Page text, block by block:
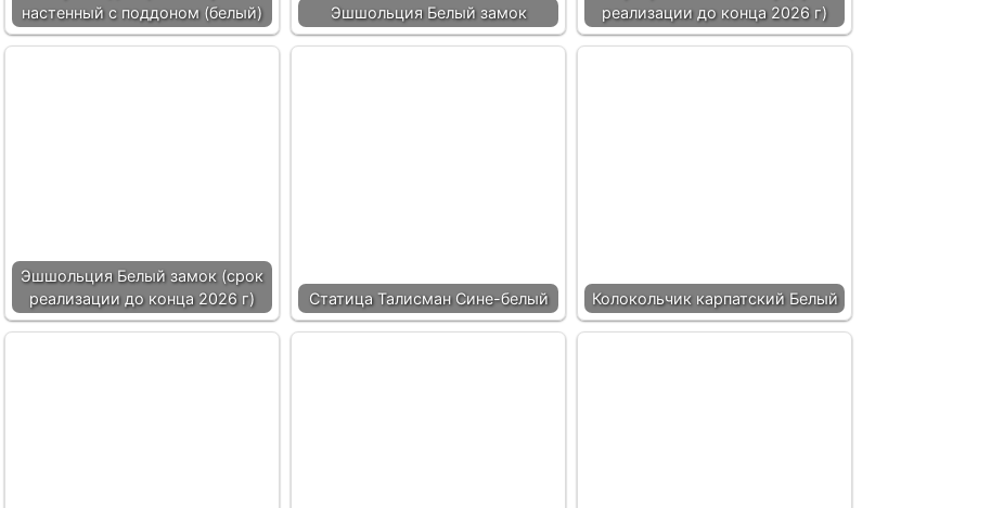
настенный с поддоном (белый)
Эшшольция Белый замок
реализации до конца 2026 г)
Эшшольция Белый замок (срок
реализации до конца 2026 г)
Статица Талисман Сине-белый Колокольчик карпатский Белый